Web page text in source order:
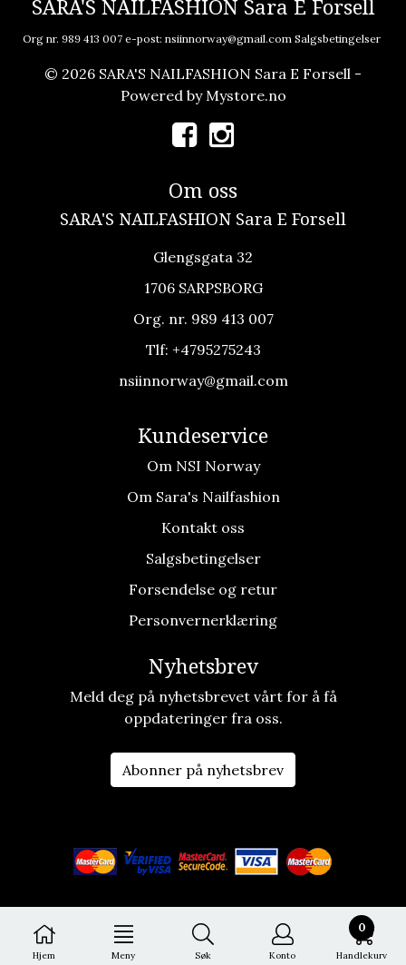
Hjem Meny Søk Konto
0
Handlekurv
SARA'S NAILFASHION Sara E Forsell
Org nr. 989 413 007 e-post: nsiinnorway@gmail.com Salgsbetingelser
© 2026 SARA'S NAILFASHION Sara E Forsell -
Powered by Mystore.no
Om oss
SARA'S NAILFASHION Sara E Forsell
Glengsgata 32
1706 SARPSBORG
Org. nr. 989 413 007
Tlf: +4795275243
nsiinnorway@gmail.com
Kundeservice
Om NSI Norway
Om Sara's Nailfashion
Kontakt oss
Salgsbetingelser
Forsendelse og retur
Personvernerklæring
Nyhetsbrev
Meld deg på nyhetsbrevet vårt for å få
oppdateringer fra oss.
Abonner på nyhetsbrev